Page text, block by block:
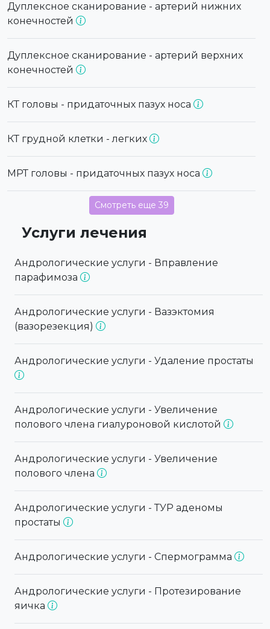
Дуплексное сканирование - артерий нижних
конечностей
Дуплексное сканирование - артерий верхних
конечностей
КТ головы - придаточных пазух носа
КТ грудной клетки - легких
МРТ головы - придаточных пазух носа
Смотреть еще 39
Услуги лечения
Андрологические услуги - Вправление
парафимоза
Андрологические услуги - Вазэктомия
(вазорезекция)
Андрологические услуги - Удаление простаты
Андрологические услуги - Увеличение
полового члена гиалуроновой кислотой
Андрологические услуги - Увеличение
полового члена
Андрологические услуги - ТУР аденомы
простаты
Андрологические услуги - Спермограмма
Андрологические услуги - Протезирование
яичка